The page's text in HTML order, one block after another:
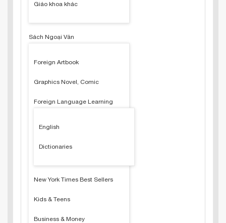
Giáo khoa khác
Sách Ngoại Văn
Foreign Artbook
Graphics Novel, Comic
Foreign Language Learning
English
Dictionaries
New York Times Best Sellers
Kids & Teens
Business & Money